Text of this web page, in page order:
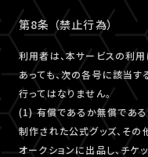
第8条 （禁止行為）
利用者は、本サービスの利
あっても、次の各号に該当
行ってはなりません。
(1) 有償であるか無償である
制作された公式グッズ、そ
オークションに出品し、チケ